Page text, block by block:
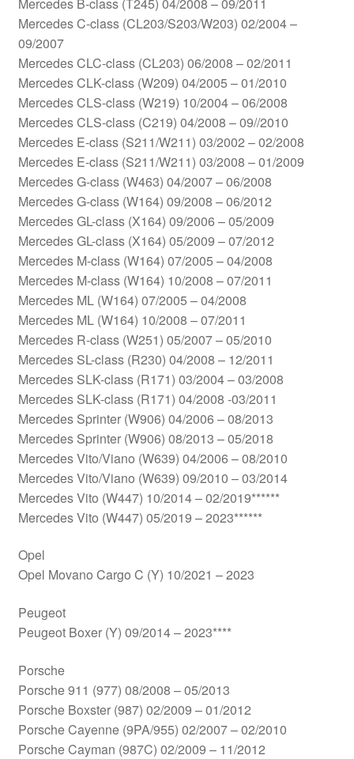
Mercedes C-class (CL203/S203/W203) 02/2004 –
09/2007
Mercedes CLC-class (CL203) 06/2008 – 02/2011
Mercedes CLK-class (W209) 04/2005 – 01/2010
Mercedes CLS-class (W219) 10/2004 – 06/2008
Mercedes CLS-class (C219) 04/2008 – 09//2010
Mercedes E-class (S211/W211) 03/2002 – 02/2008
Mercedes E-class (S211/W211) 03/2008 – 01/2009
Mercedes G-class (W463) 04/2007 – 06/2008
Mercedes G-class (W164) 09/2008 – 06/2012
Mercedes GL-class (X164) 09/2006 – 05/2009
Mercedes GL-class (X164) 05/2009 – 07/2012
Mercedes M-class (W164) 07/2005 – 04/2008
Mercedes M-class (W164) 10/2008 – 07/2011
Mercedes ML (W164) 07/2005 – 04/2008
Mercedes ML (W164) 10/2008 – 07/2011
Mercedes R-class (W251) 05/2007 – 05/2010
Mercedes SL-class (R230) 04/2008 – 12/2011
Mercedes SLK-class (R171) 03/2004 – 03/2008
Mercedes SLK-class (R171) 04/2008 -03/2011
Mercedes Sprinter (W906) 04/2006 – 08/2013
Mercedes Sprinter (W906) 08/2013 – 05/2018
Mercedes Vito/Viano (W639) 04/2006 – 08/2010
Mercedes Vito/Viano (W639) 09/2010 – 03/2014
Mercedes Vito (W447) 10/2014 – 02/2019******
Mercedes Vito (W447) 05/2019 – 2023******
Opel
Opel Movano Cargo C (Y) 10/2021 – 2023
Peugeot
Peugeot Boxer (Y) 09/2014 – 2023****
Porsche
Porsche 911 (977) 08/2008 – 05/2013
Porsche Boxster (987) 02/2009 – 01/2012
Porsche Cayenne (9PA/955) 02/2007 – 02/2010
Porsche Cayman (987C) 02/2009 – 11/2012